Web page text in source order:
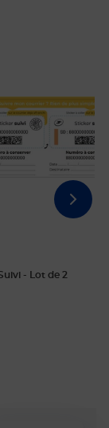
- Lot de 2